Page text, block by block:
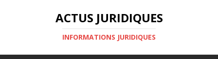
ACTUS JURIDIQUES
INFORMATIONS JURIDIQUES